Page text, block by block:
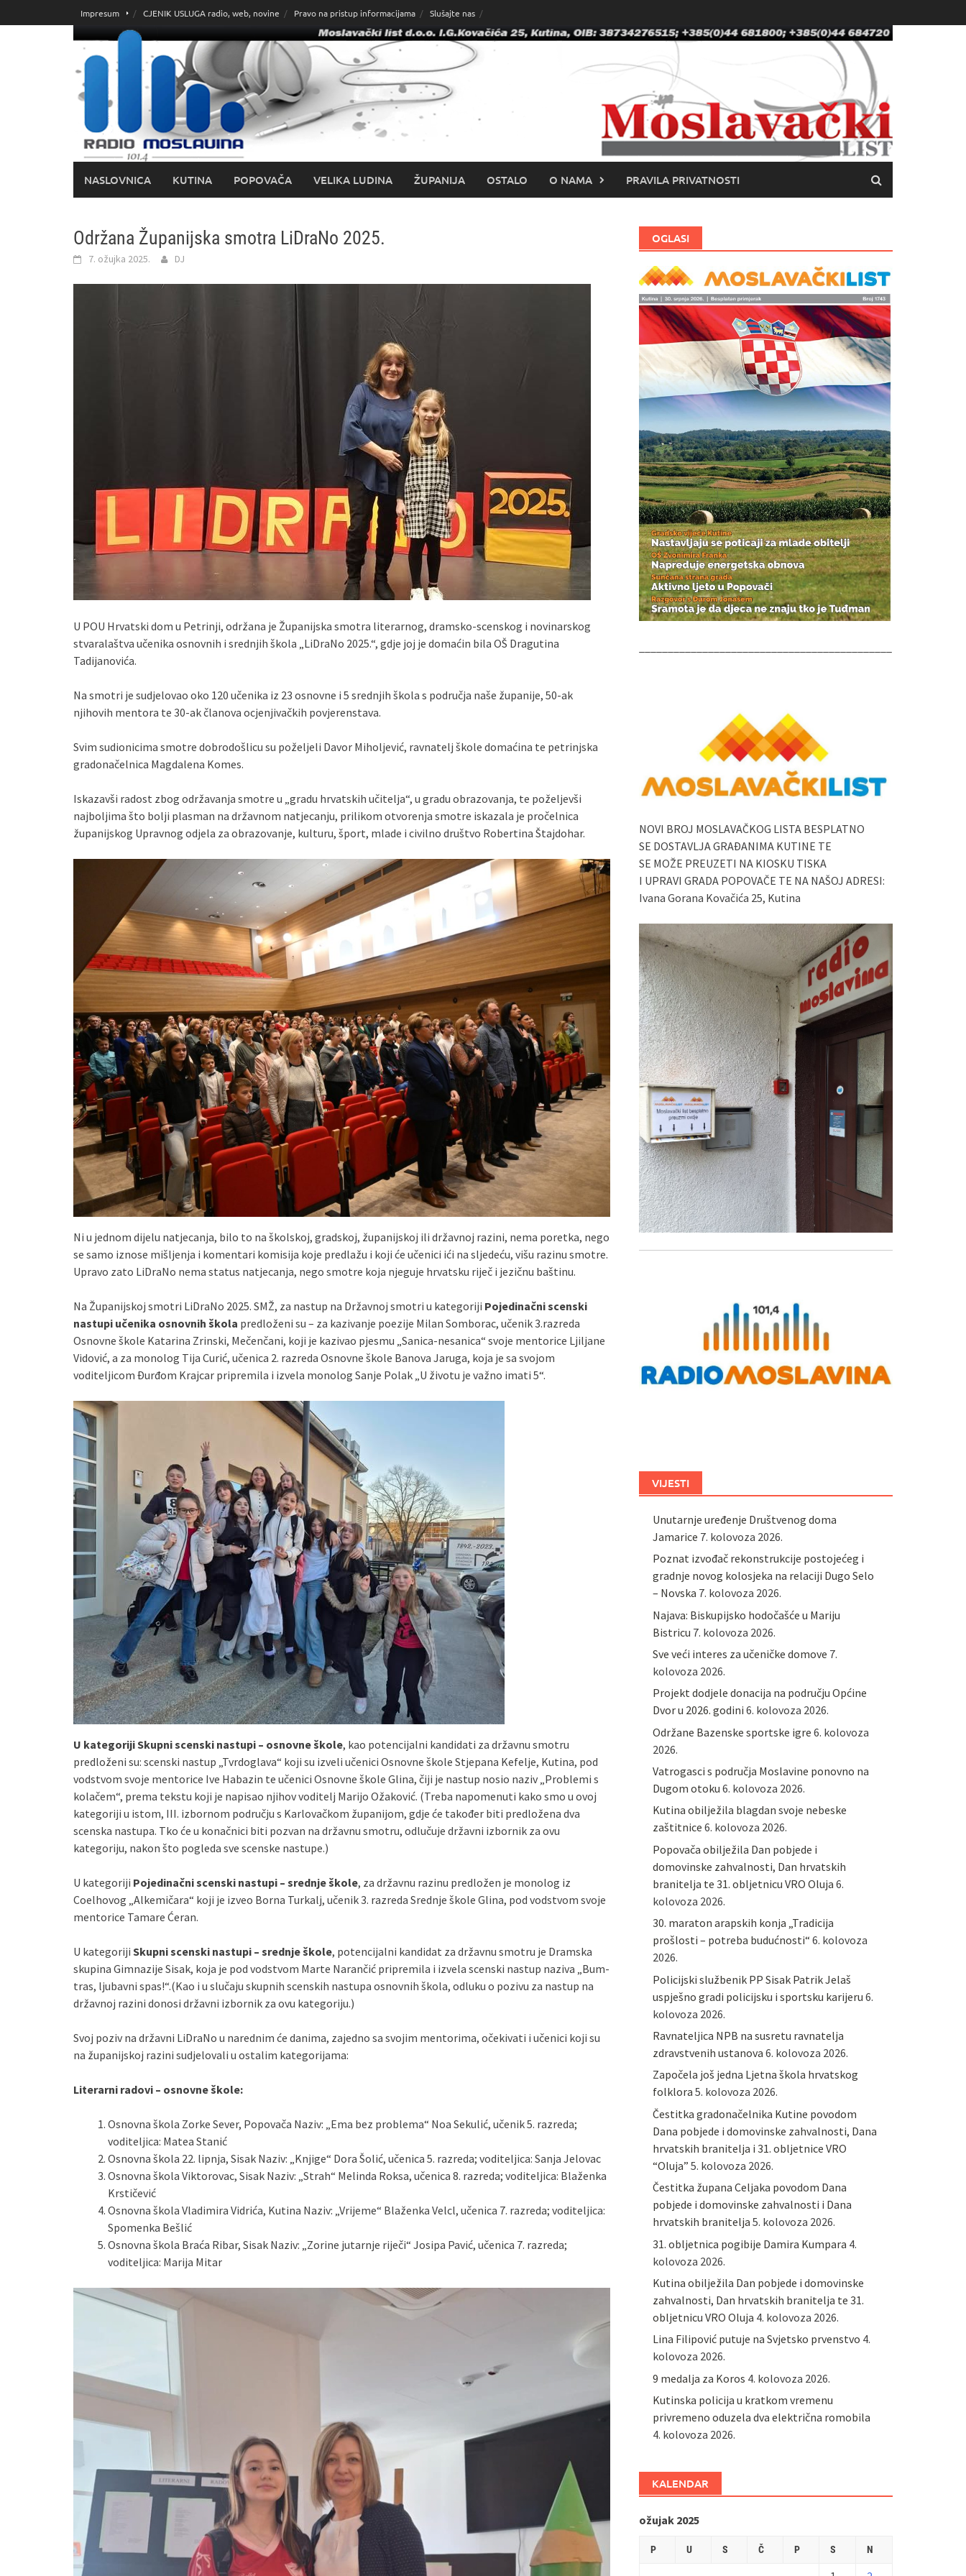
do
Impresum CJENIK USLUGA radio, web, novine Pravo na pristup informacijama Slušajte nas
NASLOVNICA KUTINA POPOVAČA VELIKA LUDINA ŽUPANIJA OSTALO O NAMA PRAVILA PRIVATNOSTI
Održana Županijska smotra LiDraNo 2025.
7. ožujka 2025. DJ
U POU Hrvatski dom u Petrinji, održana je Županijska smotra literarnog, dramsko-scenskog i novinarskog
stvaralaštva učenika osnovnih i srednjih škola „LiDraNo 2025.“, gdje joj je domaćin bila OŠ Dragutina
Tadijanovića.
Na smotri je sudjelovao oko 120 učenika iz 23 osnovne i 5 srednjih škola s područja naše županije, 50-ak
njihovih mentora te 30-ak članova ocjenjivačkih povjerenstava.
Svim sudionicima smotre dobrodošlicu su poželjeli Davor Miholjević, ravnatelj škole domaćina te petrinjska
gradonačelnica Magdalena Komes.
Iskazavši radost zbog održavanja smotre u „gradu hrvatskih učitelja“, u gradu obrazovanja, te poželjevši
najboljima što bolji plasman na državnom natjecanju, prilikom otvorenja smotre iskazala je pročelnica
županijskog Upravnog odjela za obrazovanje, kulturu, šport, mlade i civilno društvo Robertina Štajdohar.
Ni u jednom dijelu natjecanja, bilo to na školskoj, gradskoj, županijskoj ili državnoj razini, nema poretka, nego
se samo iznose mišljenja i komentari komisija koje predlažu i koji će učenici ići na sljedeću, višu razinu smotre.
Upravo zato LiDraNo nema status natjecanja, nego smotre koja njeguje hrvatsku riječ i jezičnu baštinu.
Na Županijskoj smotri LiDraNo 2025. SMŽ, za nastup na Državnoj smotri u kategoriji Pojedinačni scenski
nastupi učenika osnovnih škola predloženi su – za kazivanje poezije Milan Somborac, učenik 3.razreda
Osnovne škole Katarina Zrinski, Mečenčani, koji je kazivao pjesmu „Sanica-nesanica“ svoje mentorice Ljiljane
Vidović, a za monolog Tija Curić, učenica 2. razreda Osnovne škole Banova Jaruga, koja je sa svojom
voditeljicom Đurđom Krajcar pripremila i izvela monolog Sanje Polak „U životu je važno imati 5“.
U kategoriji Skupni scenski nastupi – osnovne škole, kao potencijalni kandidati za državnu smotru
predloženi su: scenski nastup „Tvrdoglava“ koji su izveli učenici Osnovne škole Stjepana Kefelje, Kutina, pod
vodstvom svoje mentorice Ive Habazin te učenici Osnovne škole Glina, čiji je nastup nosio naziv „Problemi s
kolačem“, prema tekstu koji je napisao njihov voditelj Marijo Ožaković. (Treba napomenuti kako smo u ovoj
kategoriji u istom, III. izbornom području s Karlovačkom županijom, gdje će također biti predložena dva
scenska nastupa. Tko će u konačnici biti pozvan na državnu smotru, odlučuje državni izbornik za ovu
kategoriju, nakon što pogleda sve scenske nastupe.)
U kategoriji Pojedinačni scenski nastupi – srednje škole, za državnu razinu predložen je monolog iz
Coelhovog „Alkemičara“ koji je izveo Borna Turkalj, učenik 3. razreda Srednje škole Glina, pod vodstvom svoje
mentorice Tamare Ćeran.
U kategoriji Skupni scenski nastupi – srednje škole, potencijalni kandidat za državnu smotru je Dramska
skupina Gimnazije Sisak, koja je pod vodstvom Marte Narančić pripremila i izvela scenski nastup naziva „Bum-
tras, ljubavni spas!“.(Kao i u slučaju skupnih scenskih nastupa osnovnih škola, odluku o pozivu za nastup na
državnoj razini donosi državni izbornik za ovu kategoriju.)
Svoj poziv na državni LiDraNo u narednim će danima, zajedno sa svojim mentorima, očekivati i učenici koji su
na županijskoj razini sudjelovali u ostalim kategorijama:
Literarni radovi – osnovne škole:
Osnovna škola Zorke Sever, Popovača Naziv: „Ema bez problema“ Noa Sekulić, učenik 5. razreda;
voditeljica: Matea Stanić
Osnovna škola 22. lipnja, Sisak Naziv: „Knjige“ Dora Šolić, učenica 5. razreda; voditeljica: Sanja Jelovac
Osnovna škola Viktorovac, Sisak Naziv: „Strah“ Melinda Roksa, učenica 8. razreda; voditeljica: Blaženka
Krstičević
Osnovna škola Vladimira Vidrića, Kutina Naziv: „Vrijeme“ Blaženka Velcl, učenica 7. razreda; voditeljica:
Spomenka Bešlić
Osnovna škola Braća Ribar, Sisak Naziv: „Zorine jutarnje riječi“ Josipa Pavić, učenica 7. razreda;
voditeljica: Marija Mitar
OGLASI
NOVI BROJ MOSLAVAČKOG LISTA BESPLATNO
SE DOSTAVLJA GRAĐANIMA KUTINE TE
SE MOŽE PREUZETI NA KIOSKU TISKA
I UPRAVI GRADA POPOVAČE TE NA NAŠOJ ADRESI:
Ivana Gorana Kovačića 25, Kutina
VIJESTI
Unutarnje uređenje Društvenog doma
Jamarice 7. kolovoza 2026.
Poznat izvođač rekonstrukcije postojećeg i
gradnje novog kolosjeka na relaciji Dugo Selo
– Novska 7. kolovoza 2026.
Najava: Biskupijsko hodočašće u Mariju
Bistricu 7. kolovoza 2026.
Sve veći interes za učeničke domove 7.
kolovoza 2026.
Projekt dodjele donacija na području Općine
Dvor u 2026. godini 6. kolovoza 2026.
Održane Bazenske sportske igre 6. kolovoza
2026.
Vatrogasci s područja Moslavine ponovno na
Dugom otoku 6. kolovoza 2026.
Kutina obilježila blagdan svoje nebeske
zaštitnice 6. kolovoza 2026.
Popovača obilježila Dan pobjede i
domovinske zahvalnosti, Dan hrvatskih
branitelja te 31. obljetnicu VRO Oluja 6.
kolovoza 2026.
30. maraton arapskih konja „Tradicija
prošlosti – potreba budućnosti“ 6. kolovoza
2026.
Policijski službenik PP Sisak Patrik Jelaš
uspješno gradi policijsku i sportsku karijeru 6.
kolovoza 2026.
Ravnateljica NPB na susretu ravnatelja
zdravstvenih ustanova 6. kolovoza 2026.
Započela još jedna Ljetna škola hrvatskog
folklora 5. kolovoza 2026.
Čestitka gradonačelnika Kutine povodom
Dana pobjede i domovinske zahvalnosti, Dana
hrvatskih branitelja i 31. obljetnice VRO
“Oluja” 5. kolovoza 2026.
Čestitka župana Celjaka povodom Dana
pobjede i domovinske zahvalnosti i Dana
hrvatskih branitelja 5. kolovoza 2026.
31. obljetnica pogibije Damira Kumpara 4.
kolovoza 2026.
Kutina obilježila Dan pobjede i domovinske
zahvalnosti, Dan hrvatskih branitelja te 31.
obljetnicu VRO Oluja 4. kolovoza 2026.
Lina Filipović putuje na Svjetsko prvenstvo 4.
kolovoza 2026.
9 medalja za Koros 4. kolovoza 2026.
Kutinska policija u kratkom vremenu
privremeno oduzela dva električna romobila
4. kolovoza 2026.
KALENDAR
ožujak 2025
P U S Č P S N